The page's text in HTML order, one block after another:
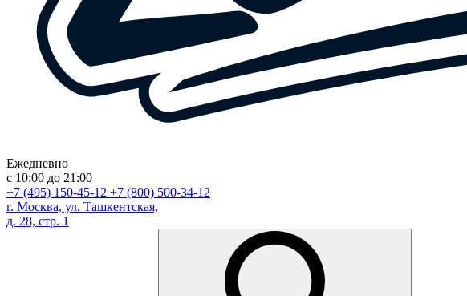
Ежедневно
с 10:00 до 21:00
+7 (495) 150-45-12 +7 (800) 500-34-12
г. Москва, ул. Ташкентская,
д. 28, стр. 1